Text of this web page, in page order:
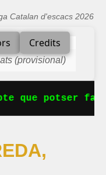
Catalan d'escacs 2026
Credits
(provisional)
que potser